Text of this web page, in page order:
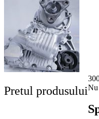
Pretul produsuluiNu